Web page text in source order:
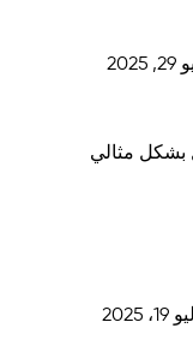
بشكل مثالي
2025